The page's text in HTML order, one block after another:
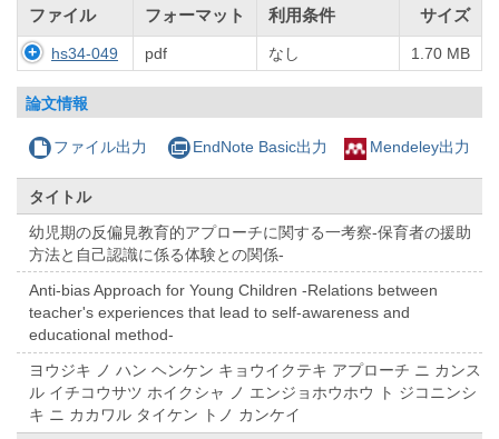
ファイル フォーマット 利用条件 サイズ
hs34-049 pdf なし 1.70 MB
論文情報
ファイル出力 EndNote Basic出力 Mendeley出力
タイトル
幼児期の反偏見教育的アプローチに関する一考察-保育者の援助
方法と自己認識に係る体験との関係-
Anti-bias Approach for Young Children -Relations between
teacher's experiences that lead to self-awareness and
educational method-
ヨウジキ ノ ハン ヘンケン キョウイクテキ アプローチ ニ カンス
ル イチコウサツ ホイクシャ ノ エンジョホウホウ ト ジコニンシ
キ ニ カカワル タイケン トノ カンケイ